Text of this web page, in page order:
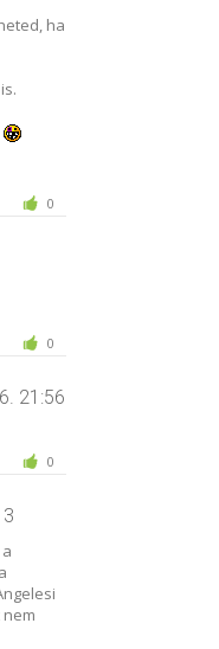
ha
0
0
21:56
0